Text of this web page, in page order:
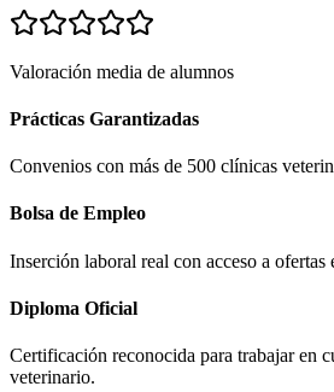
Valoración media de alumnos
Prácticas Garantizadas
Convenios con más de 500 clínicas
Bolsa de Empleo
Inserción laboral real con acceso a ofertas
Diploma Oficial
Certificación reconocida para trabajar en
veterinario.